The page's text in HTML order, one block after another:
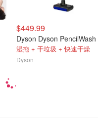
$449.99
湿拖 + 干垃圾 + 快速干燥
Dyson